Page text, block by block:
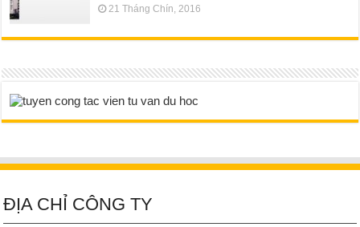
21 Tháng Chín, 2016
ĐỊA CHỈ CÔNG TY